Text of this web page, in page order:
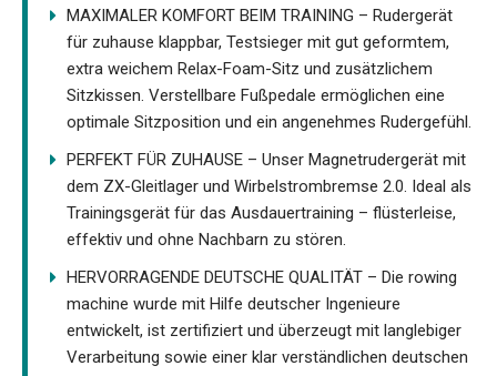
MAXIMALER KOMFORT BEIM TRAINING – Rudergerät
für zuhause klappbar, Testsieger mit gut geformtem,
extra weichem Relax-Foam-Sitz und zusätzlichem
Sitzkissen. Verstellbare Fußpedale ermöglichen eine
optimale Sitzposition und ein angenehmes Rudergefühl.
PERFEKT FÜR ZUHAUSE – Unser Magnetrudergerät mit
dem ZX-Gleitlager und Wirbelstrombremse 2.0. Ideal als
Trainingsgerät für das Ausdauertraining – flüsterleise,
effektiv und ohne Nachbarn zu stören.
HERVORRAGENDE DEUTSCHE QUALITÄT – Die rowing
machine wurde mit Hilfe deutscher Ingenieure
entwickelt, ist zertifiziert und überzeugt mit langlebiger
Verarbeitung sowie einer klar verständlichen deutschen